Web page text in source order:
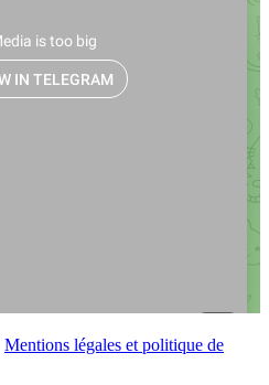
Mentions légales et politique de